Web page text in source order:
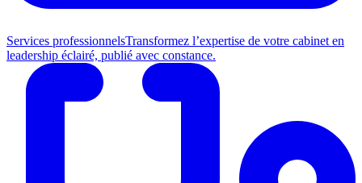
Services professionnelsTransformez l’expertise de votre cabinet en
leadership éclairé, publié avec constance.